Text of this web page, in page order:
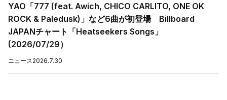
YAO「777 (feat. Awich, CHICO CARLITO, ONE OK
ROCK & Paledusk)」など6曲が初登場 Billboard
JAPANチャート「Heatseekers Songs」
(2026/07/29）
ニュース 2026.7.30